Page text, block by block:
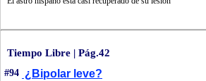
Tiempo Libre | Pág.42
#94 ¿Bipolar leve?